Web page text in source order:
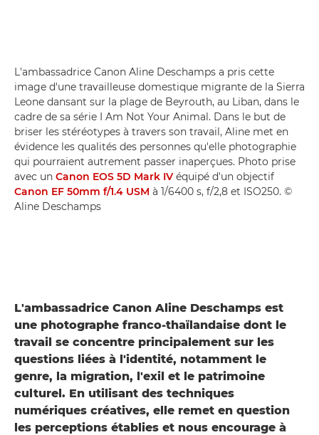
L'ambassadrice Canon Aline Deschamps a pris cette
image d'une travailleuse domestique migrante de la Sierra
Leone dansant sur la plage de Beyrouth, au Liban, dans le
cadre de sa série I Am Not Your Animal. Dans le but de
briser les stéréotypes à travers son travail, Aline met en
évidence les qualités des personnes qu'elle photographie
qui pourraient autrement passer inaperçues. Photo prise
avec un Canon EOS 5D Mark IV équipé d'un objectif
Canon EF 50mm f/1.4 USM à 1/6400 s, f/2,8 et ISO250. ©
Aline Deschamps
L'ambassadrice Canon Aline Deschamps est
une photographe franco-thaïlandaise dont le
travail se concentre principalement sur les
questions liées à l'identité, notamment le
genre, la migration, l'exil et le patrimoine
culturel. En utilisant des techniques
numériques créatives, elle remet en question
les perceptions établies et nous encourage à